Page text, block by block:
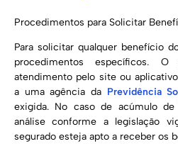
Procedimentos para Solicitar
Para solicitar qualquer benefício
procedimentos específicos. O
atendimento pelo site ou aplicativo
a uma agência da Previdência
exigida. No caso de acúmulo
análise conforme a legislação
segurado esteja apto a receber os